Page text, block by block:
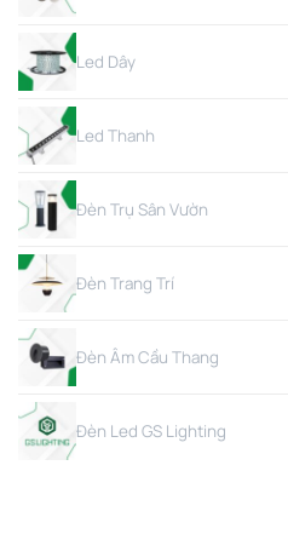
Led Dây
Led Thanh
Đèn Trụ Sân Vườn
Đèn Trang Trí
Đèn Âm Cầu Thang
Đèn Led GS Lighting